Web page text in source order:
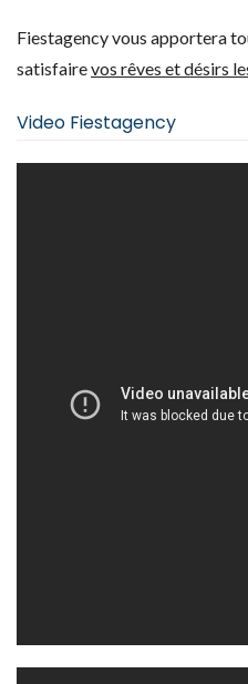
Fiestagency vous apportera
satisfairevos rêves et désirs
Video Fiestagency